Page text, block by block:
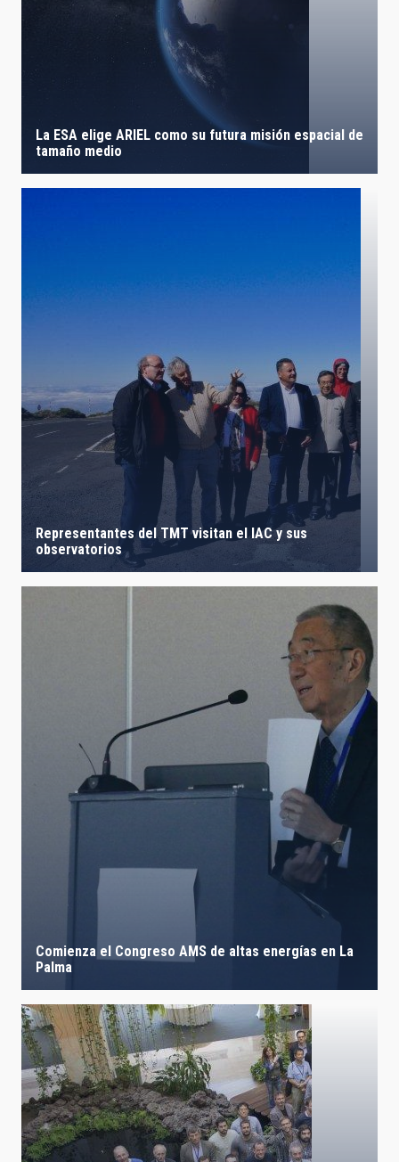
La ESA elige ARIEL como su futura misión espacial de
tamaño medio
Representantes del TMT visitan el IAC y sus
observatorios
Comienza el Congreso AMS de altas energías en La
Palma